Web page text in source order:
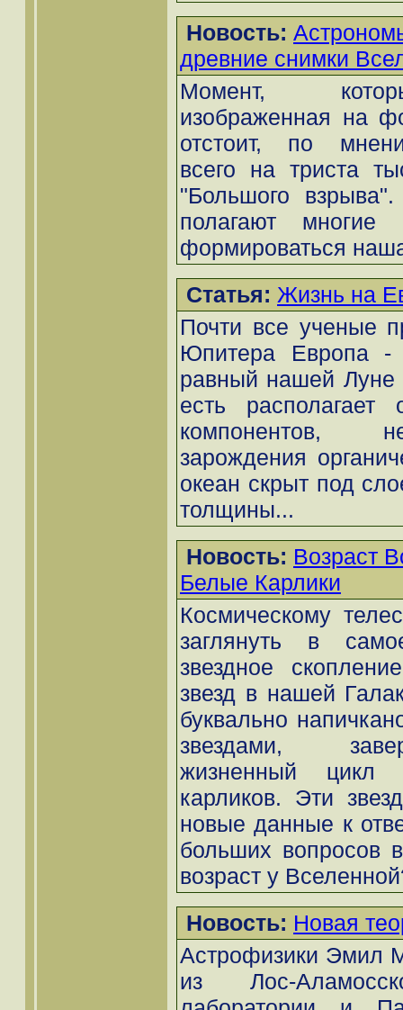
Новость:
древние снимки
Момент,
изображенная на
отстоит, по
всего на триста
"Большого
полагают
формироваться
Статья: Жизнь на
Почти все ученые
Юпитера Европа -
равный нашей Луне
есть
компонентов,
зарождения
океан скрыт под
толщины...
Новость: Возраст
Белые Карлики
Космическому
заглянуть в
звездное
звезд в нашей
буквально
звездами,
жизненный
карликов. Эти
новые данные к
больших вопросов
возраст у
Новость: Новая
Астрофизики Эмил
из Лос-